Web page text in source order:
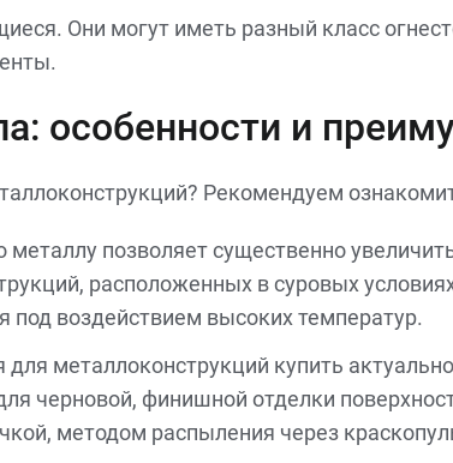
Они могут иметь разный класс
особенности и
Рекомендуем
позволяет существенно
расположенных в суровых
под воздействием высоких температур.
металлоконструкций купить
финишной отделки
методом распыления через